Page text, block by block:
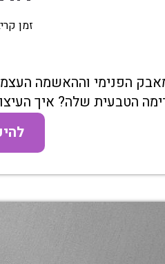
זמן
הפנימי וההאשמה
הטבעית שלה? איך